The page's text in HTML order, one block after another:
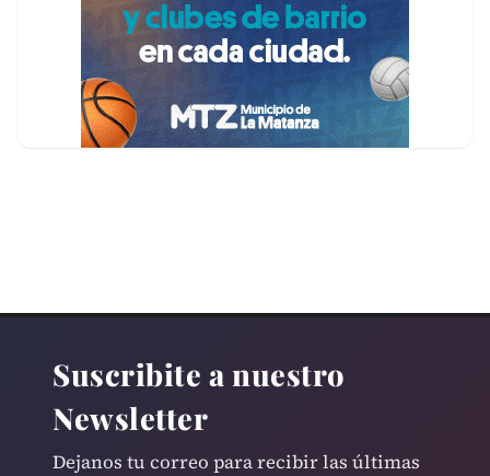
Suscribite a nuestro
Newsletter
Dejanos tu correo para recibir las últimas